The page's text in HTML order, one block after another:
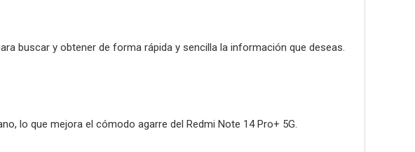
buscar y obtener de forma rápida y sencilla la información que deseas.
lo que mejora el cómodo agarre del Redmi Note 14 Pro+ 5G.